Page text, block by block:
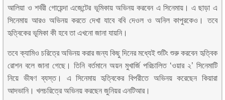
আলিয়া ও শর্বরী গোয়েন্দা এজেন্টের ভূমিকায় অভিনয় করবেন এ সিনেমায়। এ ছাড়া এ
সিনেমায় আরও অভিনয় করতে দেখা যাবে ববি দেওল ও অনিল কাপুরকেও। তবে
হৃত্বিকের ভূমিকা কী হবে তা এখনো জানা যায়নি।
তবে ক্যামিও চরিত্রে অভিনয় করার জন্য কিছু দিনের মধ্যেই শুটিং শুরু করবেন হৃত্বিক
রোশন বলে জানা গেছে। তিনি বর্তমানে অয়ন মুখার্জি পরিচালিত ‘ওয়ার ২’ সিনেমাটি
নিয়ে ভীষণ ব্যস্ত। এ সিনেমায় হৃত্বিকের বিপরীতে অভিনয় করেছেন কিয়ারা
আদভানি। খলচরিত্রে অভিনয় করছেন জুনিয়র এনটিআর।